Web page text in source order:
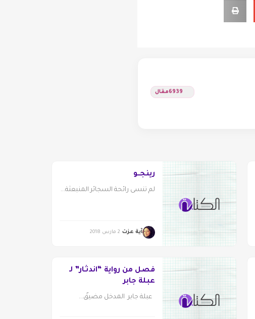
6939مقال
رينجــو
لم تنسى رائحة السجائر المنبعثة...
آية عزت 2 مارس 2018
فصل من رواية “اندثـار” لـ
عبلة جابر
عبلة جابر المدخل مضيقٌ...